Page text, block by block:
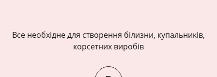
Все необхідне для створення білизни, купальників,
корсетних виробів